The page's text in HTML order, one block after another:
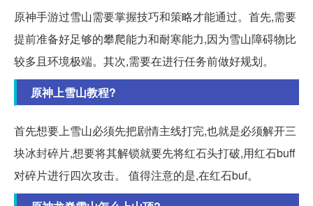
原神手游过雪山需要掌握技巧和策略才能通过。首先,需要
提前准备好足够的攀爬能力和耐寒能力,因为雪山障碍物比
较多且环境极端。其次,需要在进行任务前做好规划。
原神上雪山教程?
首先想要上雪山必须先把剧情主线打完,也就是必须解开三
块冰封碎片,想要将其解锁就要先将红石头打破,用红石buff
对碎片进行四次攻击。 值得注意的是,在红石buf。